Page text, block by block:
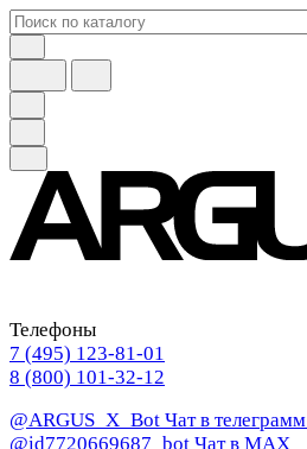
Телефоны
7 (495) 123-81-01
8 (800) 101-32-12
@ARGUS_X_Bot Чат в телеграмм
@id7720669687_bot Чат в МАХ